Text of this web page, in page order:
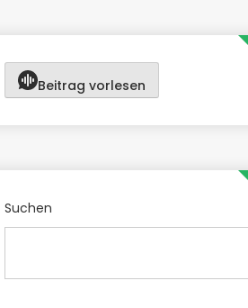
Beitrag vorlesen
Suchen